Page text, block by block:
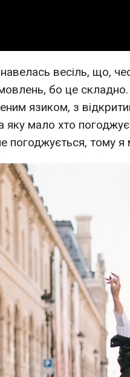
весіль, що,
бо це
язиком, з
яку мало хто
погоджується, тому